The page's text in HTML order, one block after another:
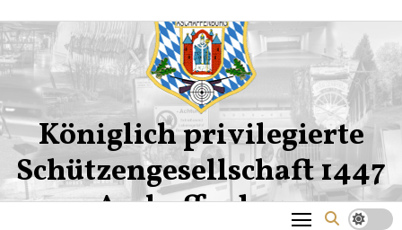
Inhalt
springen
Königlich privilegierte
Schützengesellschaft 1447
Aschaffenburg